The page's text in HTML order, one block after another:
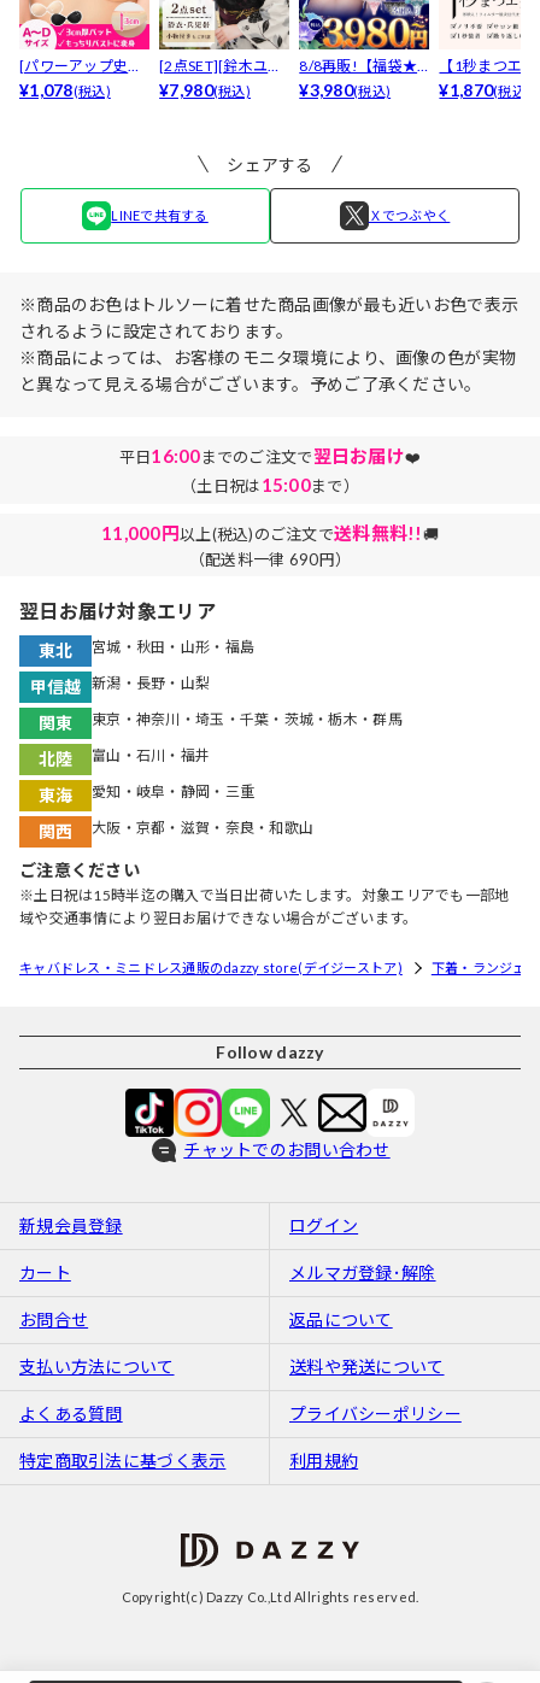
[パワーアップ史上
最強5倍盛りアップ
¥1,078(税込)
[2点SET][鈴木ユリ
ア(baby)...
¥7,980(税込)
8/8再販!【福袋★
ブラセット3点
¥3,980(税込)
【1秒まつエ
リュームタイ
¥1,870(税込)
シェアする
LINEで共有する Ｘでつぶやく
※商品のお色はトルソーに着せた商品画像が最も近いお色で表示
されるように設定されております。
※商品によっては、お客様のモニタ環境により、画像の色が実物
と異なって見える場合がございます。予めご了承ください。
平日16:00までのご注文で翌日お届け❤️
（土日祝は15:00まで）
11,000円以上(税込)のご注文で送料無料!!🚚
（配送料一律 690円）
翌日お届け対象エリア
東北 宮城・秋田・山形・福島
甲信越 新潟・長野・山梨
関東 東京・神奈川・埼玉・千葉・茨城・栃木・群馬
北陸 富山・石川・福井
東海 愛知・岐阜・静岡・三重
関西 大阪・京都・滋賀・奈良・和歌山
ご注意ください
※土日祝は15時半迄の購入で当日出荷いたします。対象エリアでも一部地
域や交通事情により翌日お届けできない場合がございます。
キャバドレス・ミニドレス通販のdazzy store(デイジーストア) 下着・ランジェ
Follow dazzy
チャットでのお問い合わせ
新規会員登録 ログイン
カート メルマガ登録･解除
お問合せ 返品について
支払い方法について 送料や発送について
よくある質問 プライバシーポリシー
特定商取引法に基づく表示 利用規約
Copyright(c) Dazzy Co.,Ltd Allrights reserved.